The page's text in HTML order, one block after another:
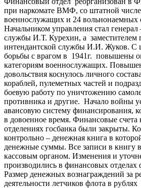
при наркомате ВМФ, со штатной
военнослужащих и 24 вольнонаемных
Начальником управления стал
службы И.Т. Курехин, а заместителем
интендантской службы И.И. Жуков. С
борьбы с врагом в 1941г. повышены
категориям военнослужащих.
довольствия коснулось личного
кораблей, пулеметных частей и
боевую работу по уничтожению
противника и другие. Начало войны
авансовую систему финансирования,
в довоенное время. Финансовые счета
отделениях госбанка были закрыты.
контрольно – денежная книга в
денежные суммы. Все записи в книгу
кассовым органом. Изменения и
производились в финансовых
Размер денежных вознаграждений за
деятельности летчиков флота в рублях